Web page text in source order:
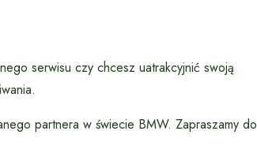
serwisu czy chcesz uatrakcyjnić swoją
partnera w świecie BMW. Zapraszamy do